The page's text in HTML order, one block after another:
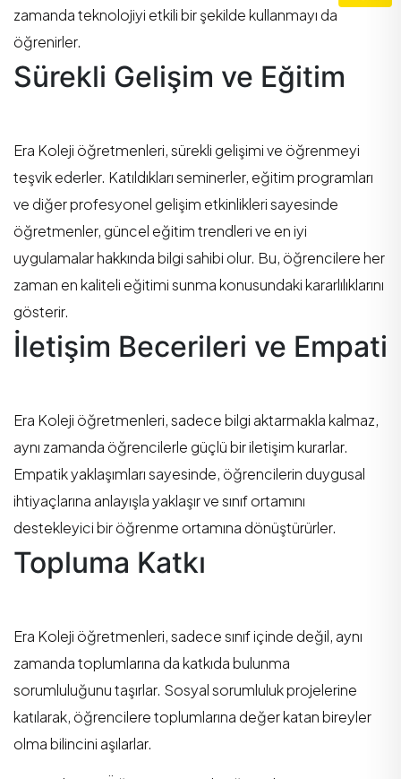
zamanda teknolojiyi etkili bir şekilde kullanmayı da
öğrenirler.
Sürekli Gelişim ve Eğitim
Era Koleji öğretmenleri, sürekli gelişimi ve öğrenmeyi
teşvik ederler. Katıldıkları seminerler, eğitim programları
ve diğer profesyonel gelişim etkinlikleri sayesinde
öğretmenler, güncel eğitim trendleri ve en iyi
uygulamalar hakkında bilgi sahibi olur. Bu, öğrencilere her
zaman en kaliteli eğitimi sunma konusundaki kararlılıklarını
gösterir.
İletişim Becerileri ve Empati
Era Koleji öğretmenleri, sadece bilgi aktarmakla kalmaz,
aynı zamanda öğrencilerle güçlü bir iletişim kurarlar.
Empatik yaklaşımları sayesinde, öğrencilerin duygusal
ihtiyaçlarına anlayışla yaklaşır ve sınıf ortamını
destekleyici bir öğrenme ortamına dönüştürürler.
Topluma Katkı
Era Koleji öğretmenleri, sadece sınıf içinde değil, aynı
zamanda toplumlarına da katkıda bulunma
sorumluluğunu taşırlar. Sosyal sorumluluk projelerine
katılarak, öğrencilere toplumlarına değer katan bireyler
olma bilincini aşılarlar.